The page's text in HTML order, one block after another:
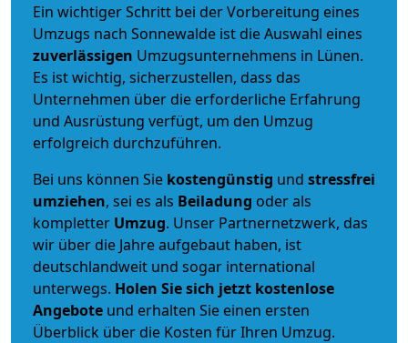
Ein wichtiger Schritt bei der Vorbereitung eines
Umzugs nach Sonnewalde ist die Auswahl eines
zuverlässigen Umzugsunternehmens in Lünen.
Es ist wichtig, sicherzustellen, dass das
Unternehmen über die erforderliche Erfahrung
und Ausrüstung verfügt, um den Umzug
erfolgreich durchzuführen.
Bei uns können Sie kostengünstig und stressfrei
umziehen, sei es als Beiladung oder als
kompletter Umzug. Unser Partnernetzwerk, das
wir über die Jahre aufgebaut haben, ist
deutschlandweit und sogar international
unterwegs. Holen Sie sich jetzt kostenlose
Angebote und erhalten Sie einen ersten
Überblick über die Kosten für Ihren Umzug.